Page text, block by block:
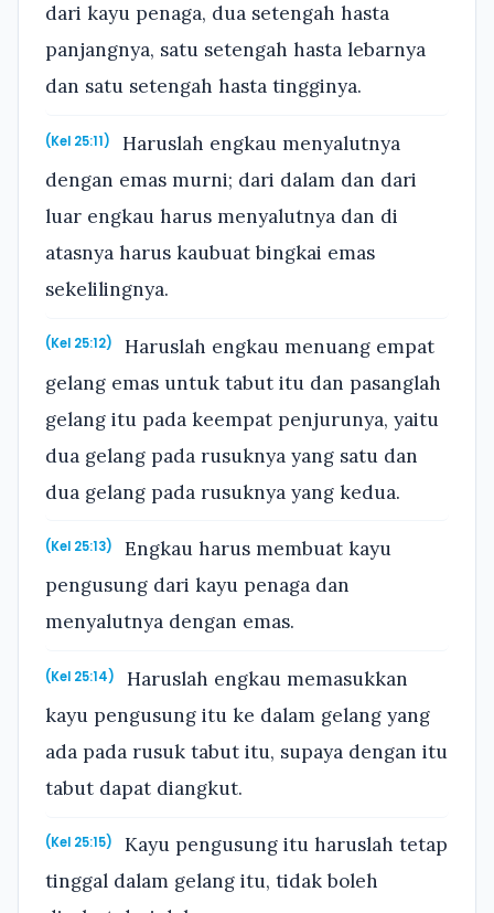
dari kayu penaga, dua setengah hasta
panjangnya, satu setengah hasta lebarnya
dan satu setengah hasta tingginya.
(Kel 25:11)
Haruslah engkau menyalutnya
dengan emas murni; dari dalam dan dari
luar engkau harus menyalutnya dan di
atasnya harus kaubuat bingkai emas
sekelilingnya.
(Kel 25:12)
Haruslah engkau menuang empat
gelang emas untuk tabut itu dan pasanglah
gelang itu pada keempat penjurunya, yaitu
dua gelang pada rusuknya yang satu dan
dua gelang pada rusuknya yang kedua.
(Kel 25:13)
Engkau harus membuat kayu
pengusung dari kayu penaga dan
menyalutnya dengan emas.
(Kel 25:14)
Haruslah engkau memasukkan
kayu pengusung itu ke dalam gelang yang
ada pada rusuk tabut itu, supaya dengan itu
tabut dapat diangkut.
(Kel 25:15)
Kayu pengusung itu haruslah tetap
tinggal dalam gelang itu, tidak boleh